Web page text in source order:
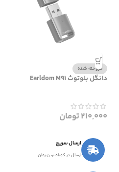
فروخته شده
دانگل بلوتوث Earldom M91
210,000تومان
ارسال سریع
ارسال در کوتاه ترین زمان